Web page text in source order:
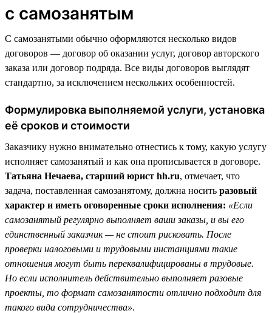
с самозанятым
С самозанятыми обычно оформляются несколько видов
договоров — договор об оказании услуг, договор авторского
заказа или договор подряда. Все виды договоров выглядят
стандартно, за исключением нескольких особенностей.
Формулировка выполняемой услуги, установка
её сроков и стоимости
Заказчику нужно внимательно отнестись к тому, какую услугу
исполняет самозанятый и как она прописывается в договоре.
Татьяна Нечаева, старший юрист hh.ru, отмечает, что
задача, поставленная самозанятому, должна носить разовый
характер и иметь оговоренные сроки исполнения: «Если
самозанятый регулярно выполняет ваши заказы, и вы его
единственный заказчик — не стоит рисковать. После
проверки налоговыми и трудовыми инстанциями такие
отношения могут быть переквалифицированы в трудовые.
Но если исполнитель действительно выполняет разовые
проекты, то формат самозанятости отлично подходит для
такого вида сотрудничества».